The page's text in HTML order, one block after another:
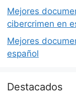
Mejores
cibercrimen en
Mejores
español
Destacados